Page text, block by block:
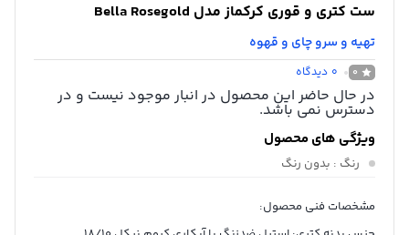
ست کتری و قوری کرکماز مدل Bella Rosegold
تهیه و سرو چای و قهوه
0
0 دیدگاه
در حال حاضر این محصول در انبار موجود نیست و در
دسترس نمی باشد.
ویژگی های محصول
رنگ : بدون رنگ
مشخصات فنی محصول: